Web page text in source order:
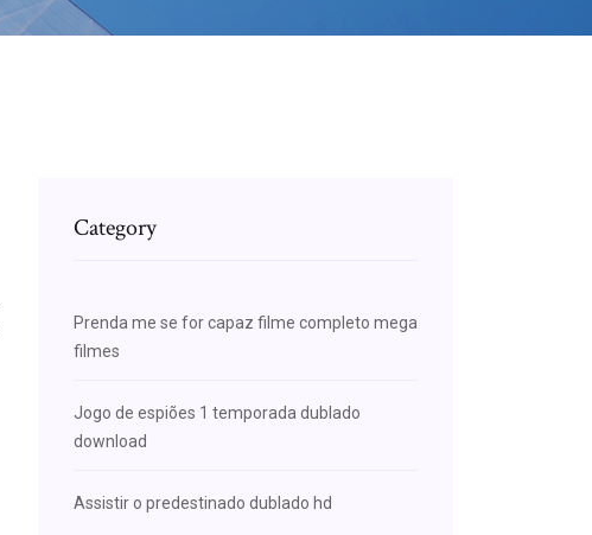
Category
Prenda me se for capaz filme completo mega
filmes
Jogo de espiões 1 temporada dublado
download
Assistir o predestinado dublado hd